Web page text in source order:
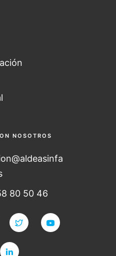
NOSOTROS
80 50 46